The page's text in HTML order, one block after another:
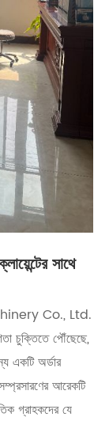
সাথে
Co., Ltd.
চুক্তিতে পৌঁছেছে,
একটি অর্ডার
আরেকটি
গ্রাহকদের যে